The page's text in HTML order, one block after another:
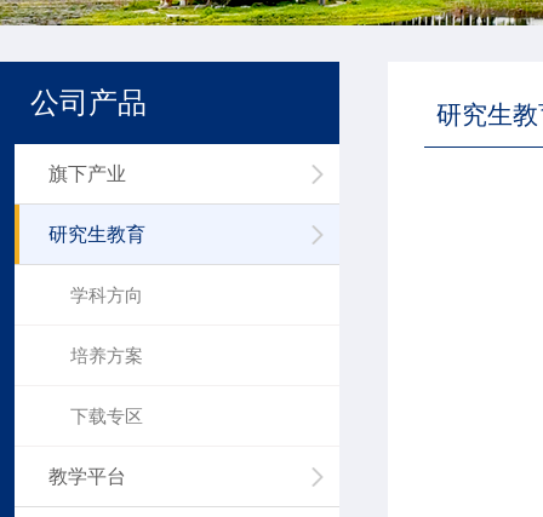
公司产品
旗下产业
研究生教育
学科方向
培养方案
下载专区
教学平台
研究生